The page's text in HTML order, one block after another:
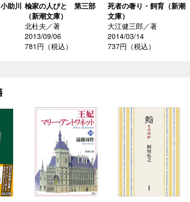
助川 楡家の人びと 第三部
（新潮文庫）
北杜夫／著
2013/09/06
781円（税込）
死者の奢り・飼育（新潮
文庫）
大江健三郎／著
2014/03/14
737円（税込）